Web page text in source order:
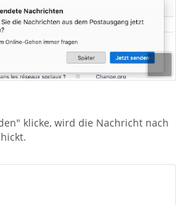
klicke, wird die Nachricht nach